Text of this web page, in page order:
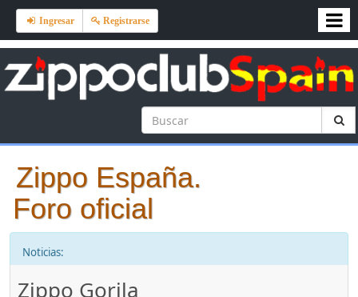
Ingresar Registrarse
Zippo España.
Foro oficial
Noticias:
Zippo Gorila